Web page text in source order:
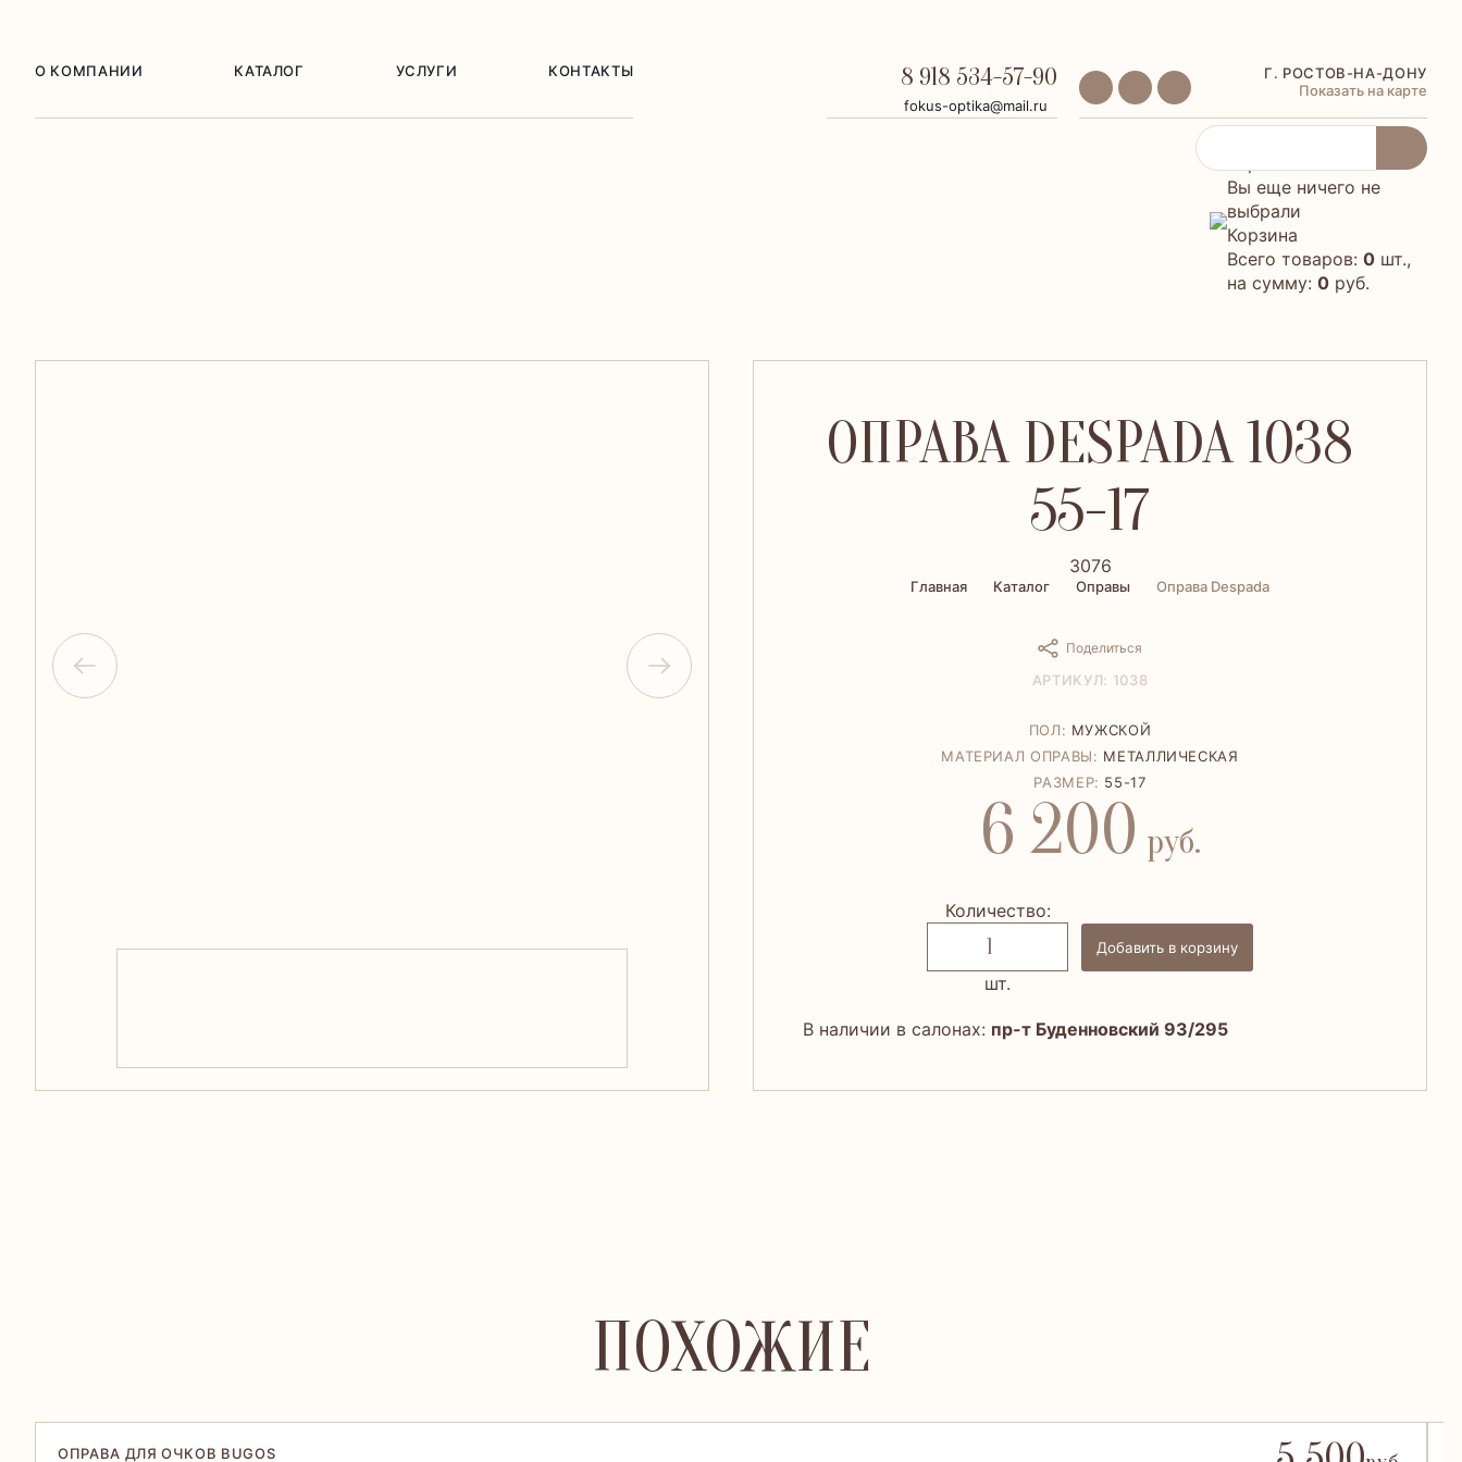
О КОМПАНИИ КАТАЛОГ УСЛУГИ КОНТАКТЫ 8 918 534-57-90
fokus-optika@mail.ru
Г. РОСТОВ-НА-ДОНУ
Показать на карте
Вы еще ничего не
выбрали
Корзина
Всего товаров: 0 шт.,
на сумму: 0 руб.
ОПРАВА DESPADA 1038
55-17
3076
Главная Каталог Оправы Оправа Despada
Поделиться
АРТИКУЛ: 1038
ПОЛ: МУЖСКОЙ
МАТЕРИАЛ ОПРАВЫ: МЕТАЛЛИЧЕСКАЯ
РАЗМЕР: 55-17
6 200 руб.
Количество:
шт.
Добавить в корзину
В наличии в салонах: пр-т Буденновский 93/295
ПОХОЖИЕ
ОПРАВА ДЛЯ ОЧКОВ BUGOS